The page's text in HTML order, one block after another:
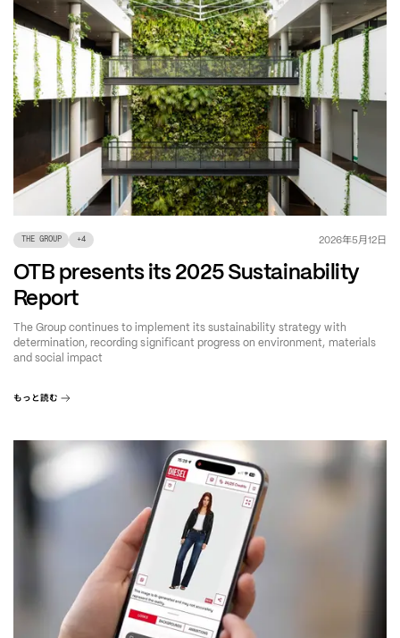
THE GROUP +4 2026年5月12日
OTB presents its 2025 Sustainability
Report
The Group continues to implement its sustainability strategy with
determination, recording significant progress on environment, materials
and social impact
もっと読む